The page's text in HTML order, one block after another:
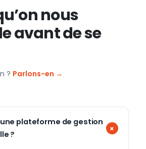
nous
avant de se
? Parlons-en →
plateforme de gestion
?